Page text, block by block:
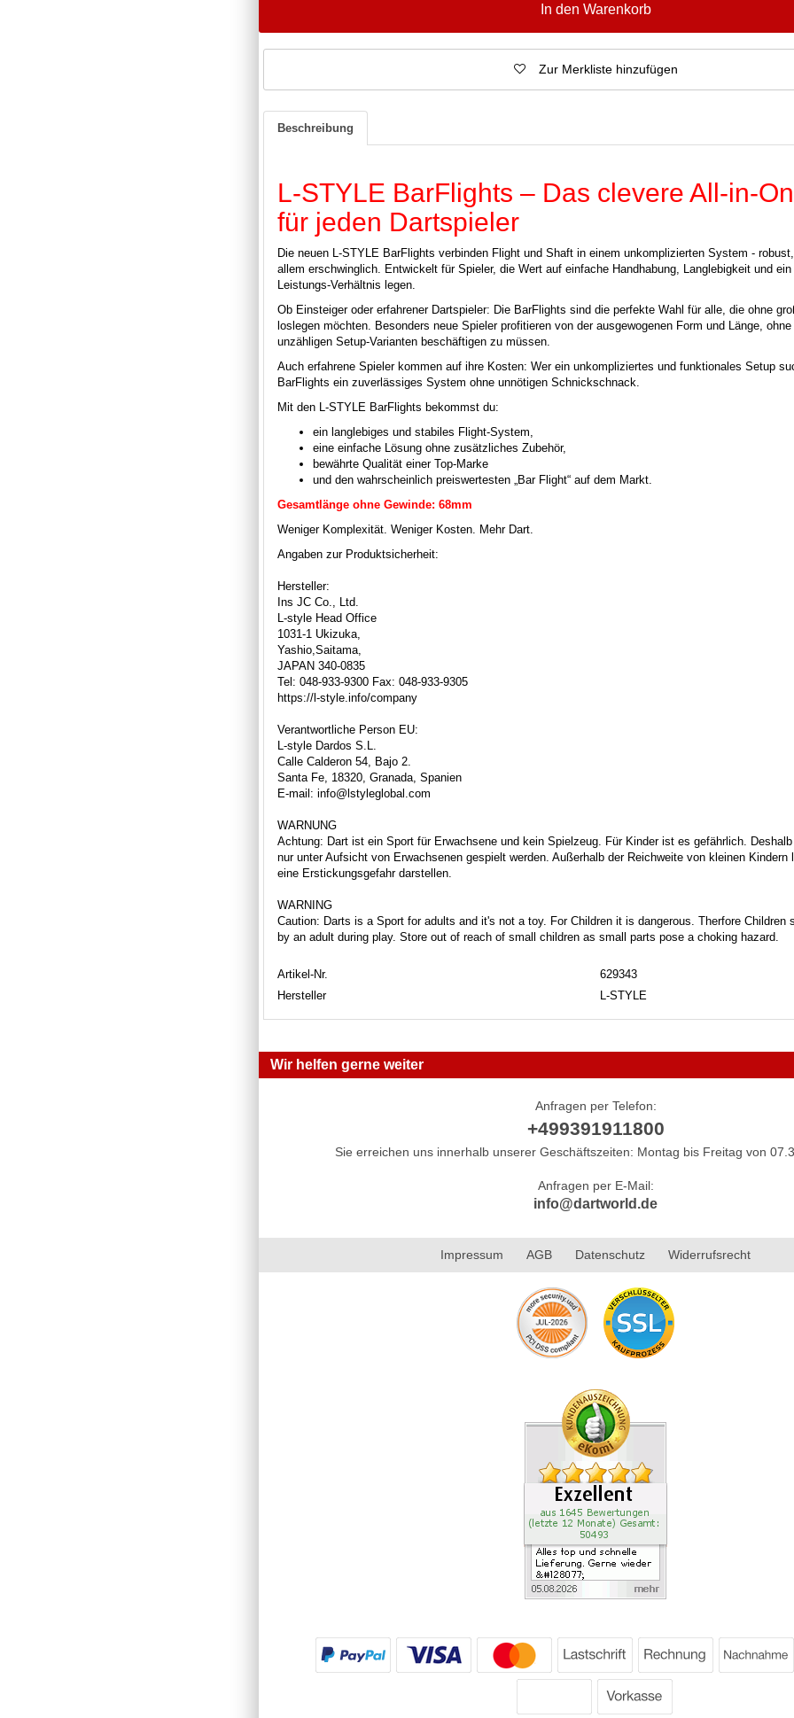
In den Warenkorb
Zur Merkliste hinzufügen
Beschreibung
L-STYLE BarFlights – Das clevere All-in-
für jeden Dartspieler
Die neuen L-STYLE BarFlights verbinden Flight und Shaft in einem unkomplizierten System -
allem erschwinglich. Entwickelt für Spieler, die Wert auf einfache Handhabung, Langlebigkeit und
Leistungs-Verhältnis legen.
Ob Einsteiger oder erfahrener Dartspieler: Die BarFlights sind die perfekte Wahl für alle, die ohne
loslegen möchten. Besonders neue Spieler profitieren von der ausgewogenen Form und Länge,
unzähligen Setup-Varianten beschäftigen zu müssen.
Auch erfahrene Spieler kommen auf ihre Kosten: Wer ein unkompliziertes und funktionales Setup
BarFlights ein zuverlässiges System ohne unnötigen Schnickschnack.
Mit den L-STYLE BarFlights bekommst du:
ein langlebiges und stabiles Flight-System,
eine einfache Lösung ohne zusätzliches Zubehör,
bewährte Qualität einer Top-Marke
und den wahrscheinlich preiswertesten „Bar Flight“ auf dem Markt.
Gesamtlänge ohne Gewinde: 68mm
Weniger Komplexität. Weniger Kosten. Mehr Dart.
Angaben zur Produktsicherheit:
Hersteller:
Ins JC Co., Ltd.
L-style Head Office
1031-1 Ukizuka,
Yashio,Saitama,
JAPAN 340-0835
Tel: 048-933-9300 Fax: 048-933-9305
https://l-style.info/company
Verantwortliche Person EU:
L-style Dardos S.L.
Calle Calderon 54, Bajo 2.
Santa Fe, 18320, Granada, Spanien
E-mail: info@lstyleglobal.com
WARNUNG
Achtung: Dart ist ein Sport für Erwachsene und kein Spielzeug. Für Kinder ist es gefährlich.
nur unter Aufsicht von Erwachsenen gespielt werden. Außerhalb der Reichweite von kleinen Kindern
eine Erstickungsgefahr darstellen.
WARNING
Caution: Darts is a Sport for adults and it's not a toy. For Children it is dangerous. Therfore Children
by an adult during play. Store out of reach of small children as small parts pose a choking hazard.
Artikel-Nr.
629343
Hersteller
L-STYLE
Wir helfen gerne weiter
Anfragen per Telefon:
+499391911800
Sie erreichen uns innerhalb unserer Geschäftszeiten: Montag bis Freitag von
Anfragen per E-Mail:
info@dartworld.de
Impressum AGB Datenschutz Widerrufsrecht